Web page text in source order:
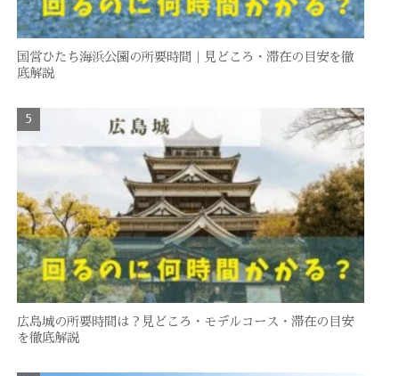
国営ひたち海浜公園の所要時間｜見どころ・滞在の目安を徹
底解説
広島城の所要時間は？見どころ・モデルコース・滞在の目安
を徹底解説